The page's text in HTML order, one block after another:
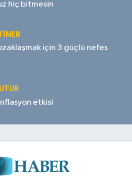
hiç bitmesin
için 3 güçlü nefes
etkisi